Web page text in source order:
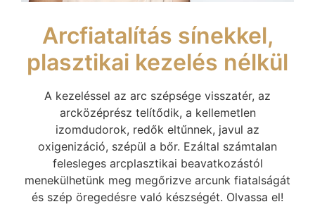
Arcfiatalítás sínekkel,
plasztikai kezelés nélkül
A kezeléssel az arc szépsége visszatér, az
arcközéprész telítődik, a kellemetlen
izomdudorok, redők eltűnnek, javul az
oxigenizáció, szépül a bőr. Ezáltal számtalan
felesleges arcplasztikai beavatkozástól
menekülhetünk meg megőrizve arcunk fiatalságát
és szép öregedésre való készségét. Olvassa el!